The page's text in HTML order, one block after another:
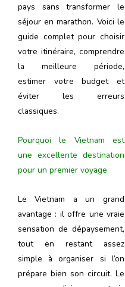
pays sans transformer le
séjour en marathon. Voici le
guide complet pour choisir
votre itinéraire, comprendre
la meilleure période,
estimer votre budget et
éviter les erreurs
classiques.
Pourquoi le Vietnam est
une excellente destination
pour un premier voyage
Le Vietnam a un grand
avantage : il offre une vraie
sensation de dépaysement,
tout en restant assez
simple à organiser si l’on
prépare bien son circuit. Le